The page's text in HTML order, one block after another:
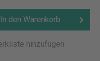
In den Warenkorb
hinzufügen